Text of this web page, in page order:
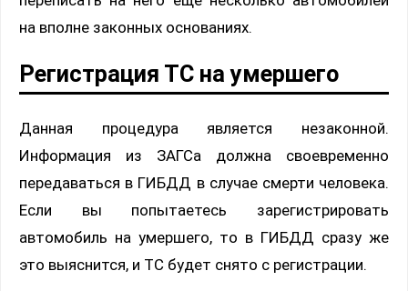
на вполне законных основаниях.
Регистрация ТС на умершего
Данная процедура является незаконной.
Информация из ЗАГСа должна своевременно
передаваться в ГИБДД в случае смерти человека.
Если вы попытаетесь зарегистрировать
автомобиль на умершего, то в ГИБДД сразу же
это выяснится, и ТС будет снято с регистрации.